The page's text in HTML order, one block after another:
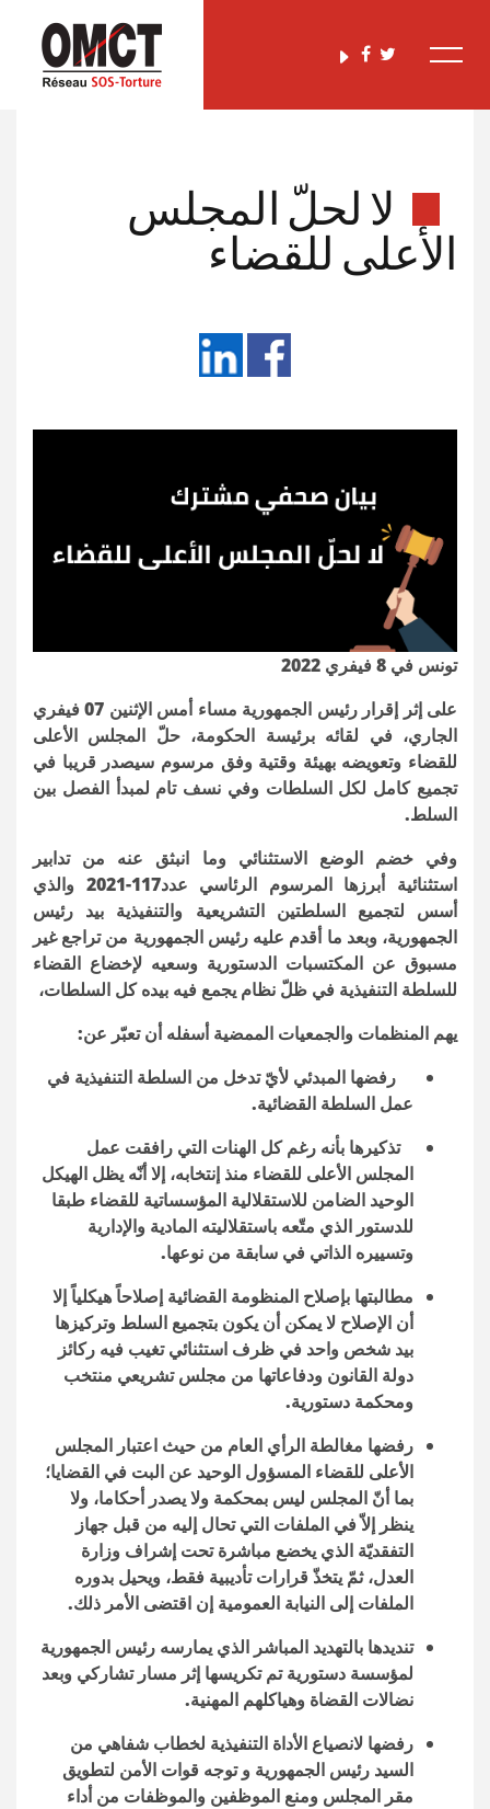
لا لحلّ المجلس
الأعلى للقضاء
تونس في 8 فيفري 2022
على إثر إقرار رئيس الجمهورية مساء أمس الإثنين 07 فيفري
الجاري، في لقائه برئيسة الحكومة، حلّ المجلس الأعلى
للقضاء وتعويضه بهيئة وقتية وفق مرسوم سيصدر قريبا في
تجميع كامل لكل السلطات وفي نسف تام لمبدأ الفصل بين
السلط.
وفي خضم الوضع الاستثنائي وما انبثق عنه من تدابير
استثنائية أبرزها المرسوم الرئاسي عدد117-2021 والذي
أسس لتجميع السلطتين التشريعية والتنفيذية بيد رئيس
الجمهورية، وبعد ما أقدم عليه رئيس الجمهورية من تراجع غير
مسبوق عن المكتسبات الدستورية وسعيه لإخضاع القضاء
للسلطة التنفيذية في ظلّ نظام يجمع فيه بيده كل السلطات،
يهم المنظمات والجمعيات الممضية أسفله أن تعبّر عن:
رفضها المبدئي لأيّ تدخل من السلطة التنفيذية في
عمل السلطة القضائية.
تذكيرها بأنه رغم كل الهنات التي رافقت عمل
المجلس الأعلى للقضاء منذ إنتخابه، إلا أنّه يظل الهيكل
الوحيد الضامن للاستقلالية المؤسساتية للقضاء طبقا
للدستور الذي متّعه باستقلاليته المادية والإدارية
وتسييره الذاتي في سابقة من نوعها.
مطالبتها بإصلاح المنظومة القضائية إصلاحاً هيكلياً إلا
أن الإصلاح لا يمكن أن يكون بتجميع السلط وتركيزها
بيد شخص واحد في ظرف استثنائي تغيب فيه ركائز
دولة القانون ودفاعاتها من مجلس تشريعي منتخب
ومحكمة دستورية.
رفضها مغالطة الرأي العام من حيث اعتبار المجلس
الأعلى للقضاء المسؤول الوحيد عن البت في القضايا؛
بما أنّ المجلس ليس بمحكمة ولا يصدر أحكاما، ولا
ينظر إلاّ في الملفات التي تحال إليه من قبل جهاز
التفقديّة الذي يخضع مباشرة تحت إشراف وزارة
العدل، ثمّ يتخذّ قرارات تأديبية فقط، ويحيل بدوره
الملفات إلى النيابة العمومية إن اقتضى الأمر ذلك.
تنديدها بالتهديد المباشر الذي يمارسه رئيس الجمهورية
لمؤسسة دستورية تم تكريسها إثر مسار تشاركي وبعد
نضالات القضاة وهياكلهم المهنية.
رفضها لانصياع الأداة التنفيذية لخطاب شفاهي من
السيد رئيس الجمهورية و توجه قوات الأمن لتطويق
مقر المجلس ومنع الموظفين والموظفات من أداء